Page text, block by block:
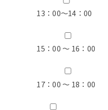
13：00〜14：00
15：00 ～ 16：00
17：00 ～ 18：00